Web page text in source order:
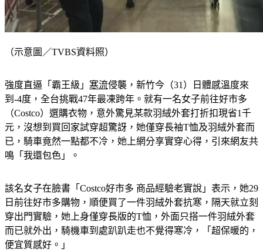
到-4度，全台挑戰47年最凍跨年。就有一名女子前往好市多
（Costco）選購衣物，意外驚見某款羽絨外套打折扣現省1千
元，沒想到買回家試穿超驚訝，她僅穿長袖T恤及羽絨外套而
已，騎車竟然一點都不冷，她上網分享實穿心得，引來網友共
鳴「我還包色」。
日前往好市多購物，順便買了一件羽絨外套抗寒，隔天就立刻
穿出門實驗，她上身僅穿長版的T恤，外面只搭一件羽絨外套
而已就外出，騎機車到處趴趴走也不覺得寒冷，「超保暖的，
便宜質感好。」